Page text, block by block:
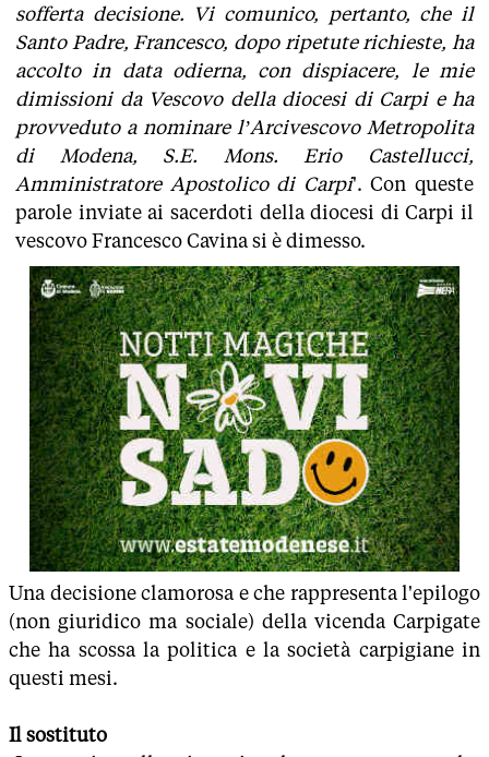
sofferta decisione. Vi comunico, pertanto, che il
Santo Padre, Francesco, dopo ripetute richieste, ha
accolto in data odierna, con dispiacere, le mie
dimissioni da Vescovo della diocesi di Carpi e ha
provveduto a nominare l’Arcivescovo Metropolita
di Modena, S.E. Mons. Erio Castellucci,
Amministratore Apostolico di Carpi'. Con queste
parole inviate ai sacerdoti della diocesi di Carpi il
vescovo Francesco Cavina si è dimesso.
Una decisione clamorosa e che rappresenta l'epilogo
(non giuridico ma sociale) della vicenda Carpigate
che ha scossa la politica e la società carpigiane in
questi mesi.
Il sostituto